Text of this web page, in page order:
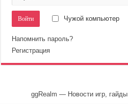
Чужой компьютер
Напомнить пароль?
Регистрация
ggRealm — Новости игр,